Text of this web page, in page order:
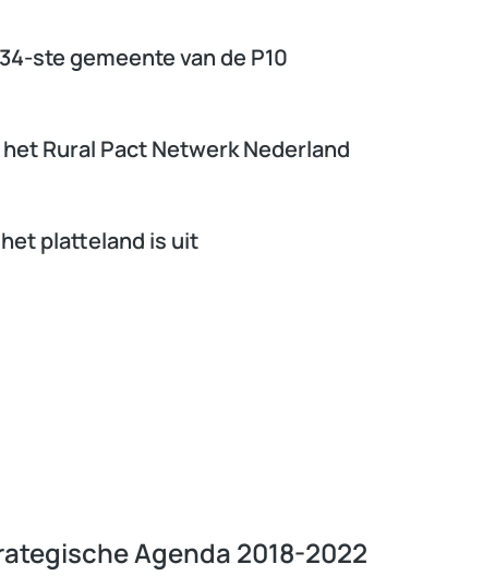
ste gemeente van de P10
Rural Pact Netwerk Nederland
platteland is uit
Agenda 2018-2022